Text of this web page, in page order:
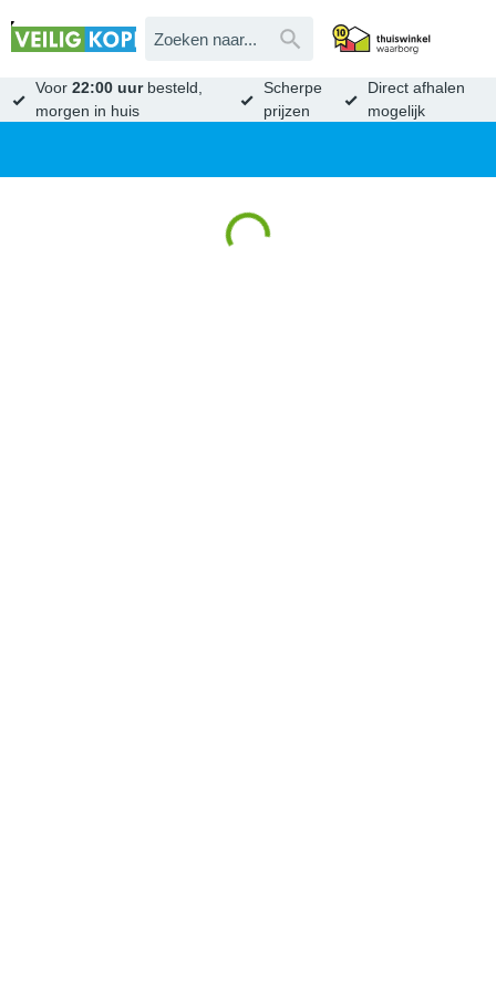
Voor22:00 uurbesteld,
morgen in huis
Scherpe
prijzen
Direct afhalen
mogelijk